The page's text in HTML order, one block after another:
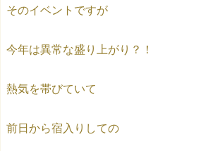
そのイベントですが
今年は異常な盛り上がり？！
熱気を帯びていて
前日から宿入りしての